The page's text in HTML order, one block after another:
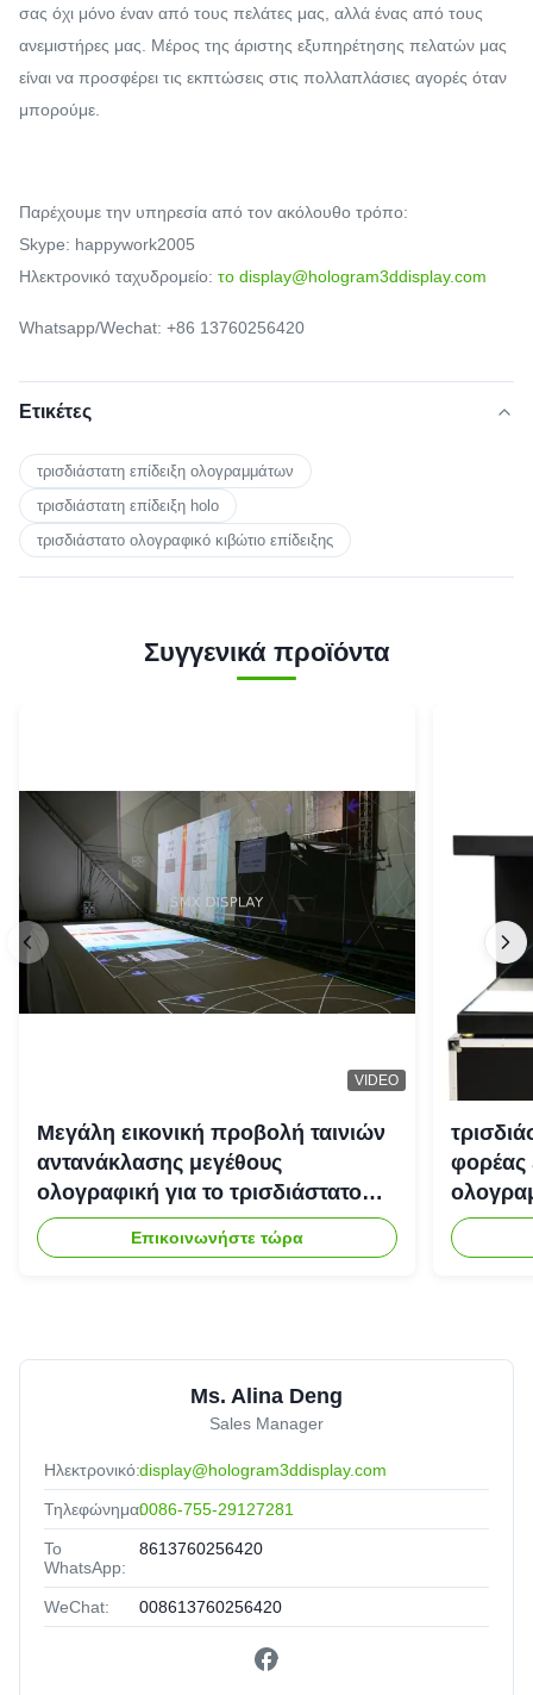
σας όχι μόνο έναν από τους πελάτες μας, αλλά ένας από τους
ανεμιστήρες μας. Μέρος της άριστης εξυπηρέτησης πελατών μας
είναι να προσφέρει τις εκπτώσεις στις πολλαπλάσιες αγορές όταν
μπορούμε.
Παρέχουμε την υπηρεσία από τον ακόλουθο τρόπο:
Skype: happywork2005
Ηλεκτρονικό ταχυδρομείο: το display@hologram3ddisplay.com
Whatsapp/Wechat: +86 13760256420
Ετικέτες
τρισδιάστατη επίδειξη ολογραμμάτων
τρισδιάστατη επίδειξη holo
τρισδιάστατο ολογραφικό κιβώτιο επίδειξης
Συγγενικά προϊόντα
VIDEO
Μεγάλη εικονική προβολή ταινιών
αντανάκλασης μεγέθους
ολογραφική για το τρισδιάστατο
σύστημα προβολέων
ολογραμμάτων
Επικοινωνήστε τώρα
φορέας
Ms. Alina Deng
Sales Manager
Ηλεκτρονικό:display@hologram3ddisplay.com
Τηλεφώνημα:0086-755-29127281
Το
WhatsApp:
8613760256420
WeChat: 008613760256420